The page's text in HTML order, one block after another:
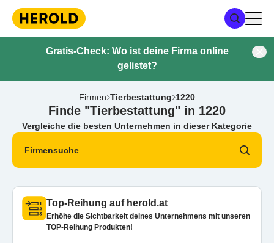
Gratis-Check: Wo ist deine Firma online
gelistet?
Firmen Tierbestattung 1220
Finde "Tierbestattung" in 1220
Vergleiche die besten Unternehmen in dieser Kategorie
Firmensuche
Top-Reihung auf herold.at
Erhöhe die Sichtbarkeit deines Unternehmens mit unseren
TOP-Reihung Produkten!